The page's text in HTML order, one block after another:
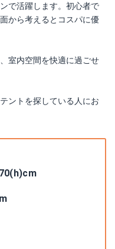
で活躍します。初心者で
から考えるとコスパに優
室内空間を快適に過ごせ
ントを探している人にお